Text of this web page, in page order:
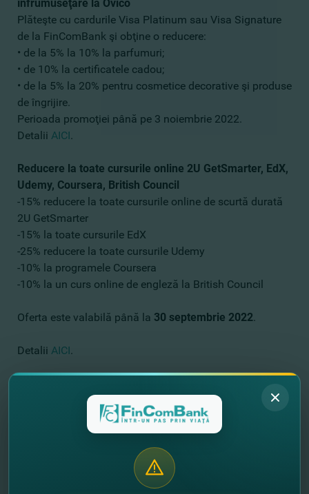
înfrumuseţare la Ovico
Plăteşte cu cardurile Visa Platinum sau Visa Signature
de la FinComBank şi obţine o reducere:
• de la 5% la 10% la parfumuri;
• de 10% la certificatele cadou;
• de la 5% la 20% pentru cosmetice decorative şi produse
de îngrijire.
Perioada promoţiei până pe 3 noiembrie 2022.
Detalii AICI.
Reducere la toate cursurile online 2U GetSmarter, EdX,
Udemy, Coursera, British Council
-15% reducere la toate cursurile online de scurtă durată
2U GetSmarter
-15% la toate cursurile EdX
-25% reducere la toate cursurile Udemy
-10% la programele Coursera
-10% la un curs online de engleză la British Council
Oferta este valabilă până la 30 septembrie 2022.
Detalii AICI.
Cu cardurile premium Visa Platinum şi Visa Signature,
puteţi organiza o sărbătoare de familie sau o activitate
de team building şi puteţi savura bucătăria de autor cu o
Perioada promoţiei: 22 octombrie 2021 - 22 octombrie